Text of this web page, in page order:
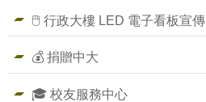
🖱️ 行政大樓 LED 電子看板宣傳
💰 捐贈中大
🎓 校友服務中心